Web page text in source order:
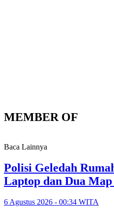
MEMBER OF
Baca Lainnya
Polisi Geledah
Laptop dan Dua
6 Agustus 2026 - 00:34 WITA